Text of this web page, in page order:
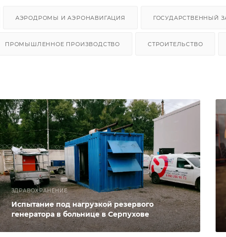
АЭРОДРОМЫ И АЭРОНАВИГАЦИЯ ГОСУДАРСТВЕННЫЙ
ПРОМЫШЛЕННОЕ ПРОИЗВОДСТВО СТРОИТЕЛЬСТВО
ЗДРАВОХРАНЕНИЕ
Испытание под нагрузкой резервого
генератора в больнице в Серпухове